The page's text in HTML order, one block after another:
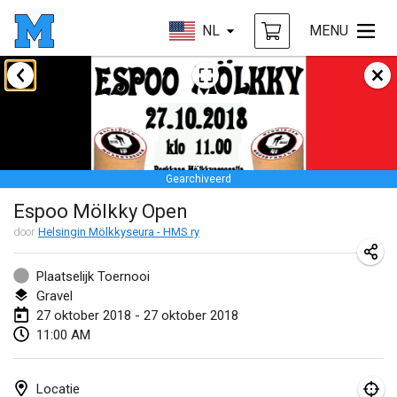
NL MENU
Gearchiveerd
Espoo Mölkky Open
door Helsingin Mölkkyseura - HMS ry
Plaatselijk Toernooi
Gravel
27 oktober 2018 - 27 oktober 2018
11:00 AM
Locatie
januari 2018
Open des rois de Mölkky
21 jan. 2018|Frankrijk
Individuel du Garo
21 jan. 2018|Frankrijk
Tournoi d'Hiver
27 jan. 2018|Frankrijk
Tournoi de Mölkky - Lesfous Dubâtonvaigeois
27 jan. 2018
februari 2018